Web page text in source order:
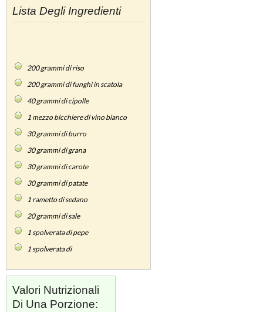
Lista Degli Ingredienti
200grammi di riso
200grammi di funghi in scatola
40grammi di cipolle
1 mezzo bicchiere di vino bianco
30grammi di burro
30grammi di grana
30grammi di carote
30grammi di patate
1 rametto di sedano
20grammi di sale
1spolverata di pepe
1spolverata di
Valori Nutrizionali
Di Una Porzione: